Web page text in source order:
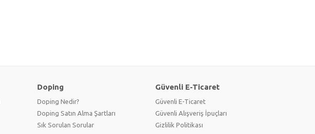
Doping
Doping Nedir?
Doping Satın Alma Şartları
Sık Sorulan Sorular
Güvenli E-Ticaret
Güvenli E-Ticaret
Güvenli Alışveriş İpuçları
Gizlilik Politikası